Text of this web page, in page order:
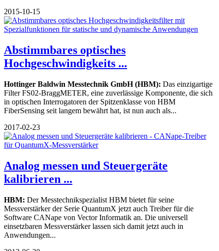
2015-10-15
Abstimmbares optisches
Hochgeschwindigkeits ...
Hottinger Baldwin Messtechnik GmbH (HBM): Das einzigartige
Filter FS02-BraggMETER, eine zuverlässige Komponente, die sich
in optischen Interrogatoren der Spitzenklasse von HBM
FiberSensing seit langem bewährt hat, ist nun auch als...
2017-02-23
Analog messen und Steuergeräte
kalibrieren ...
HBM: Der Messtechnikspezialist HBM bietet für seine
Messverstärker der Serie QuantumX jetzt auch Treiber für die
Software CANape von Vector Informatik an. Die universell
einsetzbaren Messverstärker lassen sich damit jetzt auch in
Anwendungen...